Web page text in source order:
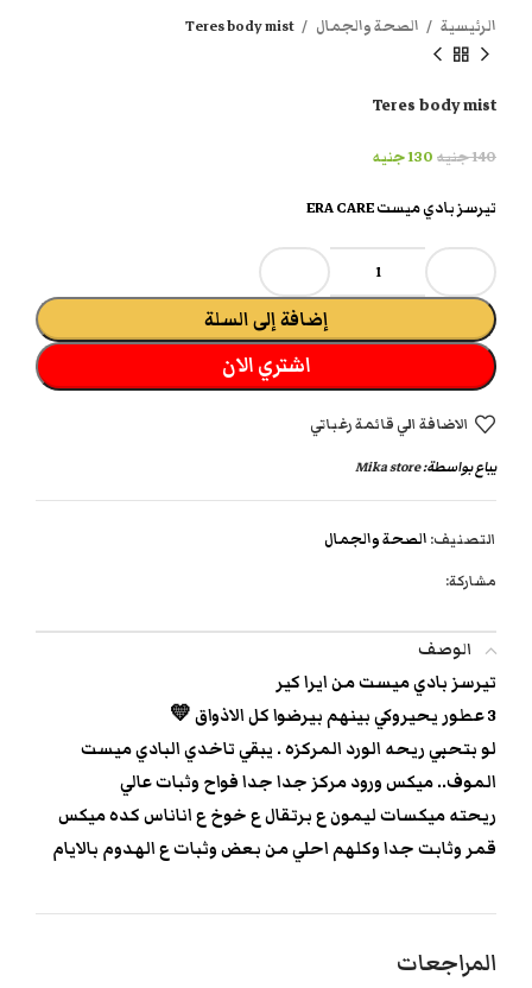
الرئيسية الصحة والجمال Teres body mist
Teres body mist
140جنيه 130جنيه
تيرسز بادي ميست ERA CARE
إضافة إلى السلة
اشتري الان
الاضافة الي قائمة رغباتي
يباع بواسطة:Mika store
التصنيف: الصحة والجمال
مشاركة:
الوصف
تيرسز بادي ميست من ايرا كير
3 عطور يحيروكي بينهم بيرضوا كل الاذواق 💛
لو بتحبي ريحه الورد المركزه . يبقي تاخدي البادي ميست
الموف.. ميكس ورود مركز جدا جدا فواح وثبات عالي
ريحته ميكسات ليمون ع برتقال ع خوخ ع اناناس كده ميكس
قمر وثابت جدا وكلهم احلي من بعض وثبات ع الهدوم بالايام
المراجعات